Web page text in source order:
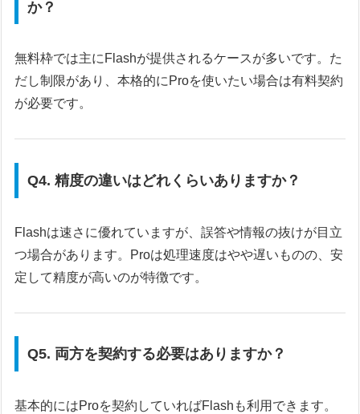
か？
無料枠では主にFlashが提供されるケースが多いです。た
だし制限があり、本格的にProを使いたい場合は有料契約
が必要です。
Q4. 精度の違いはどれくらいありますか？
Flashは速さに優れていますが、誤答や情報の抜けが目立
つ場合があります。Proは処理速度はやや遅いものの、安
定して精度が高いのが特徴です。
Q5. 両方を契約する必要はありますか？
基本的にはProを契約していればFlashも利用できます。